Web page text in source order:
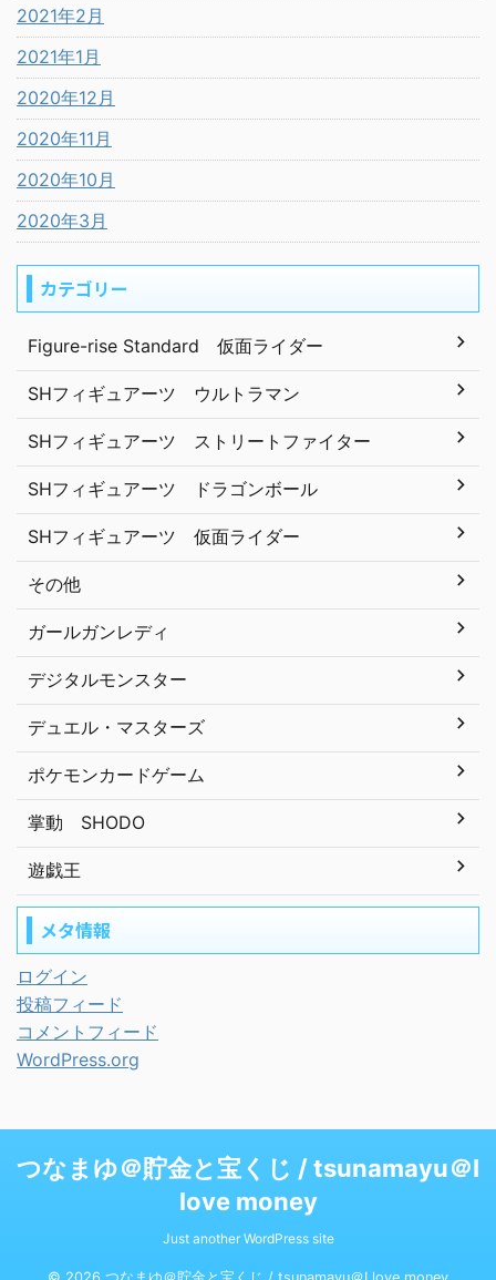
2021年2月
2021年1月
2020年12月
2020年11月
2020年10月
2020年3月
カテゴリー
Figure-rise Standard 仮面ライダー
SHフィギュアーツ ウルトラマン
SHフィギュアーツ ストリートファイター
SHフィギュアーツ ドラゴンボール
SHフィギュアーツ 仮面ライダー
その他
ガールガンレディ
デジタルモンスター
デュエル・マスターズ
ポケモンカードゲーム
掌動 SHODO
遊戯王
メタ情報
ログイン
投稿フィード
コメントフィード
WordPress.org
つなまゆ＠貯金と宝くじ / tsunamayu＠I
love money
Just another WordPress site